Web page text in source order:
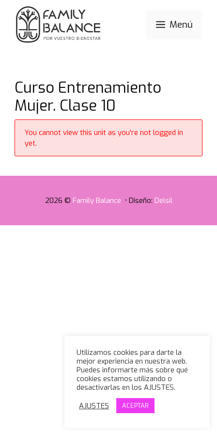
Saltar
contenido
Menú
Curso Entrenamiento
Mujer. Clase 10
You cannot view this unit as you're not logged in
yet.
2026 © Family Balance • Diseño: Delsil
Utilizamos cookies para darte la
mejor experiencia en nuestra web.
Puedes informarte más sobre qué
cookies estamos utilizando o
desactivarlas en los AJUSTES.
AJUSTES
ACEPTAR